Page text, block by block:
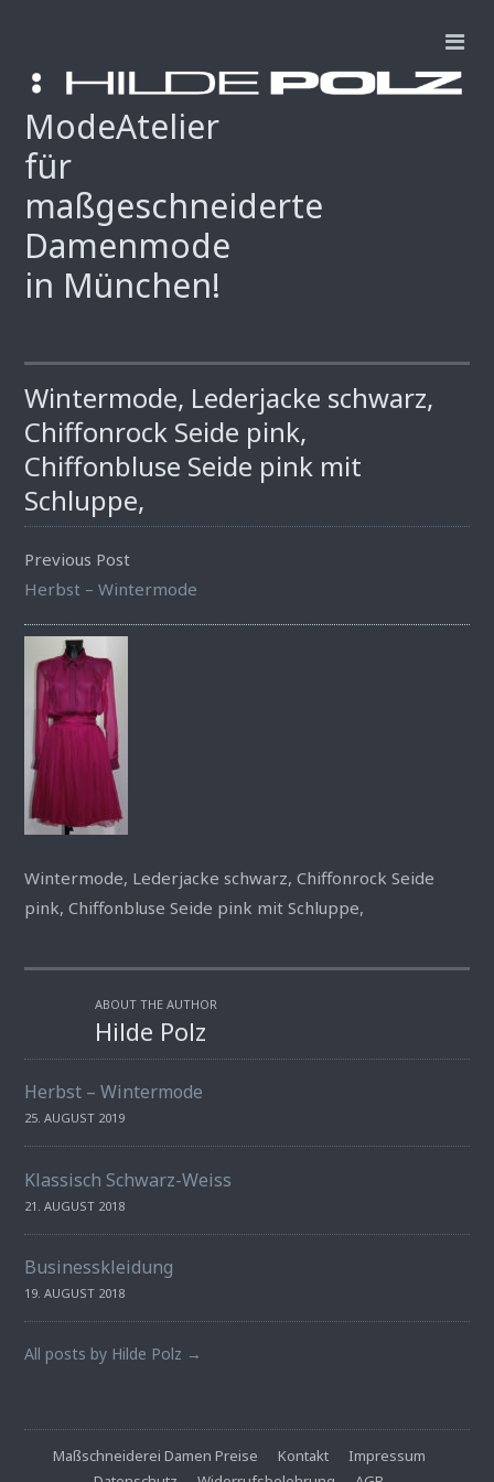
ModeAtelier
für
maßgeschneiderte
Damenmode
in München!
Wintermode, Lederjacke schwarz,
Chiffonrock Seide pink,
Chiffonbluse Seide pink mit
Schluppe,
Previous Post
Herbst – Wintermode
Wintermode, Lederjacke schwarz, Chiffonrock Seide
pink, Chiffonbluse Seide pink mit Schluppe,
ABOUT THE AUTHOR
Hilde Polz
Herbst – Wintermode
25. AUGUST 2019
Klassisch Schwarz-Weiss
21. AUGUST 2018
Businesskleidung
19. AUGUST 2018
All posts by Hilde Polz →
Maßschneiderei Damen Preise Kontakt
Impressum